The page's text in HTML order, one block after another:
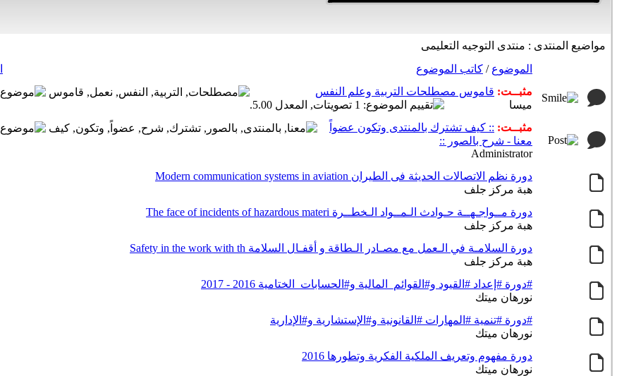
مواضيع المنتدى : منتدى التوجيه التعليمى
الموضوع / كاتب الموضوع
مثبــت: قاموس مصطلحات التربية وعلم النفس
ميسا
مثبــت: :: كيف تشترك بالمنتدى وتكون عضواً
معنا - شرح بالصور ::
Administrator
دورة نظم الاتصالات الحديثة فى الطيران Modern communication systems in aviation
هبة مركز جلف
دورة مــواجـهــة حـوادث الـمــواد الـخطــرة The face of incidents of hazardous materi
هبة مركز جلف
دورة السلامـة في الـعمل مع مصـادر الـطاقة و أقفـال السلامة Safety in the work with th
هبة مركز جلف
#دورة #إعداد #القيود و#القوائم_المالية و#الحسابات_الختامية 2016 - 2017
نورهان ميتك
#دورة #تنمية #المهارات #القانونية و#الإستشارية و#الإدارية
نورهان ميتك
دورة مفهوم وتعريف الملكية الفكرية وتطورها 2016
نورهان ميتك